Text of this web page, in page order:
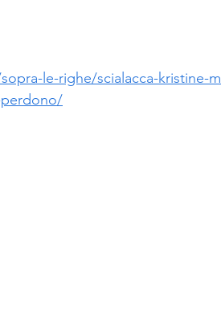
le-righe/scialacca-kristine-